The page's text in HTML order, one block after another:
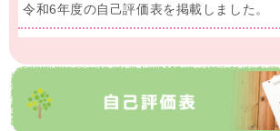
令和6年度の自己評価表を掲載しました。
支援プログラムを公開しました。
2024.4.13
自己評価表をまとめを掲載しました。